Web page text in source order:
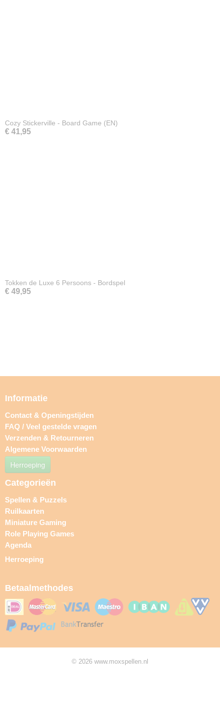
Cozy Stickerville - Board Game (EN)
€ 41,95
Tokken de Luxe 6 Persoons - Bordspel
€ 49,95
Informatie
Contact & Openingstijden
FAQ / Veel gestelde vragen
Verzenden & Retourneren
Algemene Voorwaarden
Herroeping
Categorieën
Spellen & Puzzels
Ruilkaarten
Miniature Gaming
Role Playing Games
Agenda
Herroeping
Betaalmethodes
© 2026 www.moxspellen.nl